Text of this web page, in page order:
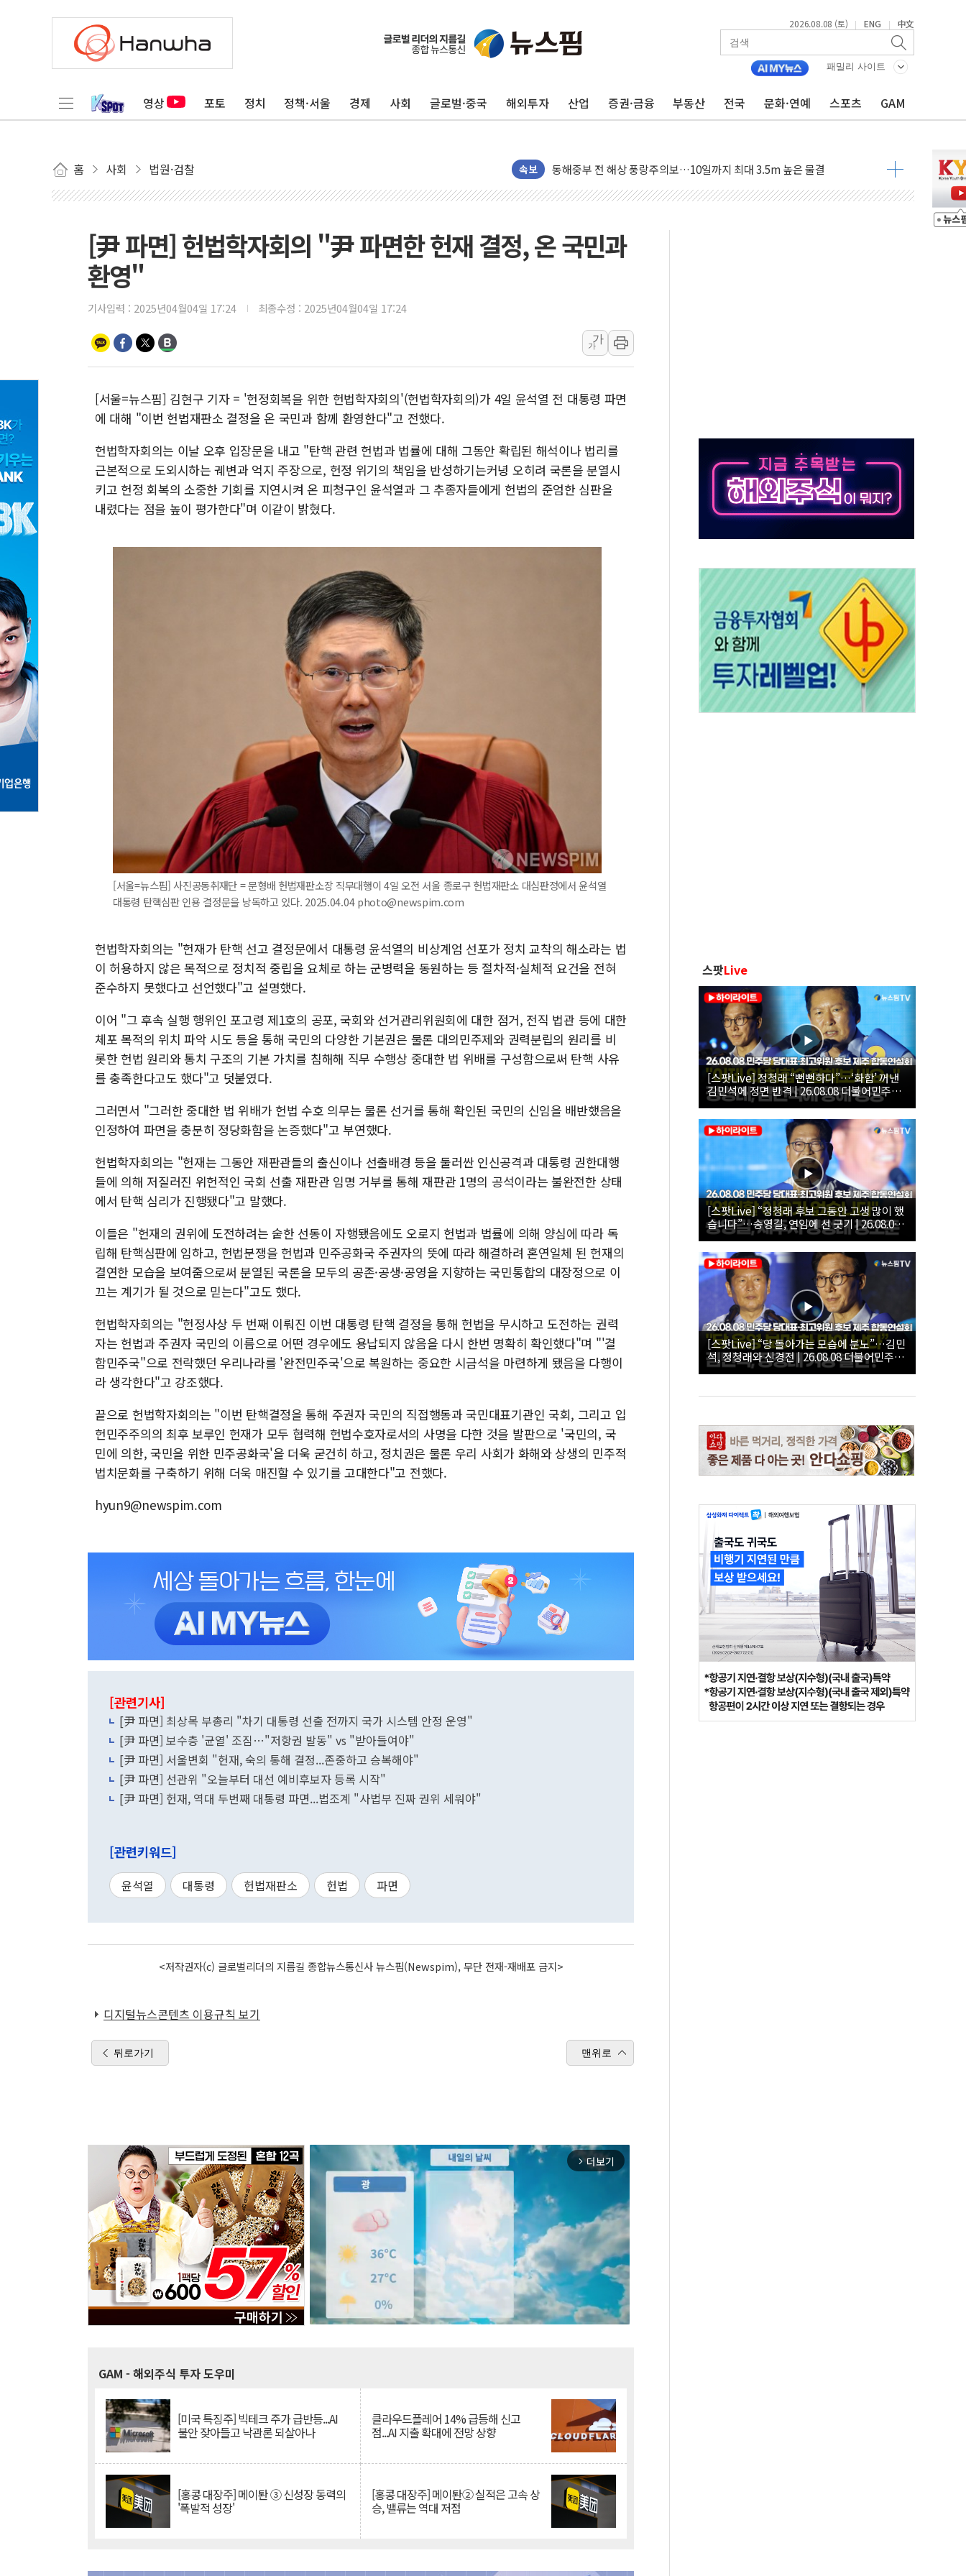
2026.08.08 (토) | ENG | 中文
패밀리 사이트
영상 포토 정치 정책·서울 경제 사회 글로벌·중국 해외투자 산업 증권·금융 부동산 전국 문화·연예 스포츠 GAM
홈 사회 법원·검찰 속보
'화합' 꺼낸 김민석에 '뻔뻔' 받아친 정청래…제주 연설서 신경전 고조
동해중부 전 해상 풍랑주의보…10일까지 최대 3.5m 높은 물결
中 전방위 아파트 부양, 수도 베이징도 부동산 규제 철폐
인제 용대리 계곡서 수위 상승으로 피서객 7명 고립…전원 구조
동해시, 11~14일 '별똥별 멍' 운영…페르세우스 유성우 관측
李대통령, 'ISA·주가누르기 방지법' 전면 재검토 지시
'호우 특보' 경북 울진 시간당 20~30mm 강한 비...가뭄 해소될 듯
오세훈 "용산공원 주택 검토, 민주당 스스로 원칙 뒤집는 것"
10월 보완수사권 폐지·공소청 출범…피해자들 '범죄 사각지대' 우려
한상협, 업계 개인정보 보안 새판 짠다…'자율규제단체' 타진
민주당, 오늘 제주·인천 경선 발표...김민석 '재역전' vs 정청래 '격차 확대'
뉴욕증시, 고용 쇼크에 금리 인상 우려 후퇴…S&P500 최고치
[尹 파면] 헌법학자회의 "尹 파면한 헌재 결정, 온 국민과
환영"
기사입력 : 2025년04월04일 17:24 최종수정 : 2025년04월04일 17:24
가
가
[서울=뉴스핌] 김현구 기자 = '헌정회복을 위한 헌법학자회의'(헌법학자회의)가 4일 윤석열 전 대통령 파면
에 대해 "이번 헌법재판소 결정을 온 국민과 함께 환영한다"고 전했다.
헌법학자회의는 이날 오후 입장문을 내고 "탄핵 관련 헌법과 법률에 대해 그동안 확립된 해석이나 법리를
근본적으로 도외시하는 궤변과 억지 주장으로, 헌정 위기의 책임을 반성하기는커녕 오히려 국론을 분열시
키고 헌정 회복의 소중한 기회를 지연시켜 온 피청구인 윤석열과 그 추종자들에게 헌법의 준엄한 심판을
내렸다는 점을 높이 평가한다"며 이같이 밝혔다.
[서울=뉴스핌] 사진공동취재단 = 문형배 헌법재판소장 직무대행이 4일 오전 서울 종로구 헌법재판소 대심판정에서 윤석열
대통령 탄핵심판 인용 결정문을 낭독하고 있다. 2025.04.04 photo@newspim.com
헌법학자회의는 "헌재가 탄핵 선고 결정문에서 대통령 윤석열의 비상계엄 선포가 정치 교착의 해소라는 법
이 허용하지 않은 목적으로 정치적 중립을 요체로 하는 군병력을 동원하는 등 절차적·실체적 요건을 전혀
준수하지 못했다고 선언했다"고 설명했다.
이어 "그 후속 실행 행위인 포고령 제1호의 공포, 국회와 선거관리위원회에 대한 점거, 전직 법관 등에 대한
체포 목적의 위치 파악 시도 등을 통해 국민의 다양한 기본권은 물론 대의민주제와 권력분립의 원리를 비
롯한 헌법 원리와 통치 구조의 기본 가치를 침해해 직무 수행상 중대한 법 위배를 구성함으로써 탄핵 사유
를 충족한다고도 했다"고 덧붙였다.
그러면서 "그러한 중대한 법 위배가 헌법 수호 의무는 물론 선거를 통해 확인된 국민의 신임을 배반했음을
인정하여 파면을 충분히 정당화함을 논증했다"고 부연했다.
헌법학자회의는 "헌재는 그동안 재판관들의 출신이나 선출배경 등을 둘러싼 인신공격과 대통령 권한대행
들에 의해 저질러진 위헌적인 국회 선출 재판관 임명 거부를 통해 재판관 1명의 공석이라는 불완전한 상태
에서 탄핵 심리가 진행됐다"고 말했다.
이들은 "헌재의 권위에 도전하려는 숱한 선동이 자행됐음에도 오로지 헌법과 법률에 의해 양심에 따라 독
립해 탄핵심판에 임하고, 헌법분쟁을 헌법과 민주공화국 주권자의 뜻에 따라 해결하려 혼연일체 된 헌재의
결연한 모습을 보여줌으로써 분열된 국론을 모두의 공존·공생·공영을 지향하는 국민통합의 대장정으로 이
끄는 계기가 될 것으로 믿는다"고도 했다.
헌법학자회의는 "헌정사상 두 번째 이뤄진 이번 대통령 탄핵 결정을 통해 헌법을 무시하고 도전하는 권력
자는 헌법과 주권자 국민의 이름으로 어떤 경우에도 용납되지 않음을 다시 한번 명확히 확인했다"며 "'결
함민주국"으로 전락했던 우리나라를 '완전민주국'으로 복원하는 중요한 시금석을 마련하게 됐음을 다행이
라 생각한다"고 강조했다.
끝으로 헌법학자회의는 "이번 탄핵결정을 통해 주권자 국민의 직접행동과 국민대표기관인 국회, 그리고 입
헌민주주의의 최후 보루인 헌재가 모두 협력해 헌법수호자로서의 사명을 다한 것을 발판으로 '국민의, 국
민에 의한, 국민을 위한 민주공화국'을 더욱 굳건히 하고, 정치권은 물론 우리 사회가 화해와 상생의 민주적
법치문화를 구축하기 위해 더욱 매진할 수 있기를 고대한다"고 전했다.
hyun9@newspim.com
[관련기사]
[尹 파면] 최상목 부총리 "차기 대통령 선출 전까지 국가 시스템 안정 운영"
[尹 파면] 보수층 '균열' 조짐…"저항권 발동" vs "받아들여야"
[尹 파면] 서울변회 "헌재, 숙의 통해 결정...존중하고 승복해야"
[尹 파면] 선관위 "오늘부터 대선 예비후보자 등록 시작"
[尹 파면] 헌재, 역대 두번째 대통령 파면...법조계 "사법부 진짜 권위 세워야"
[관련키워드]
윤석열 대통령 헌법재판소 헌법 파면
<저작권자(c) 글로벌리더의 지름길 종합뉴스통신사 뉴스핌(Newspim), 무단 전재-재배포 금지>
디지털뉴스콘텐츠 이용규칙 보기
뒤로가기 맨위로
arrow_forward_ios 더보기
GAM - 해외주식 투자 도우미
[미국 특징주] 빅테크 주가 급반등...AI
불안 잦아들고 낙관론 되살아나
클라우드플레어 14% 급등해 신고
점...AI 지출 확대에 전망 상향
[홍콩 대장주] 메이퇀 ③ 신성장 동력의
'폭발적 성장'
[홍콩 대장주] 메이퇀② 실적은 고속 상
승, 밸류는 역대 저점
스팟Live
[스팟Live] 정청래 “뻔뻔하다”…‘화합’ 꺼낸
김민석에 정면 반격 | 26.08.08 더불어민주당
당대표·최고위원 후보 제주 합동연설회
[스팟Live] “정청래 후보 그동안 고생 많이 했
습니다”…송영길, 연임에 선 긋기 | 26.08.08
더불어민주당 당대표·최고위원 후보 제주 합
동연설회
[스팟Live] “당 돌아가는 모습에 분노”…김민
석, 정청래와 신경전 | 26.08.08 더불어민주당
당대표·최고위원 후보 제주 합동연설회